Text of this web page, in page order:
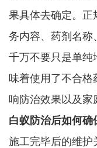
果具体去确定。正
务内容、药剂名称
千万不要只是单纯
味着使用了不合格
响防治效果以及家
白蚁防治后如何确
施工完毕后的维护